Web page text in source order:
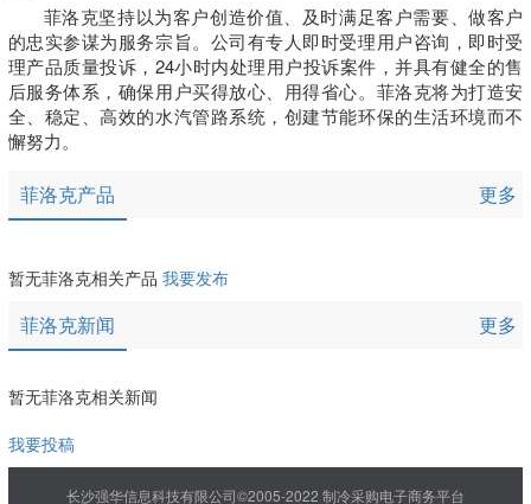
菲洛克坚持以为客户创造价值、及时满足客户需要、做客户
的忠实参谋为服务宗旨。公司有专人即时受理用户咨询，即时受
理产品质量投诉，24小时内处理用户投诉案件，并具有健全的售
后服务体系，确保用户买得放心、用得省心。菲洛克将为打造安
全、稳定、高效的水汽管路系统，创建节能环保的生活环境而不
懈努力。
菲洛克产品 更多
暂无菲洛克相关产品 我要发布
菲洛克新闻 更多
暂无菲洛克相关新闻
我要投稿
长沙强华信息科技有限公司©2005-2022 制冷采购电子商务平台